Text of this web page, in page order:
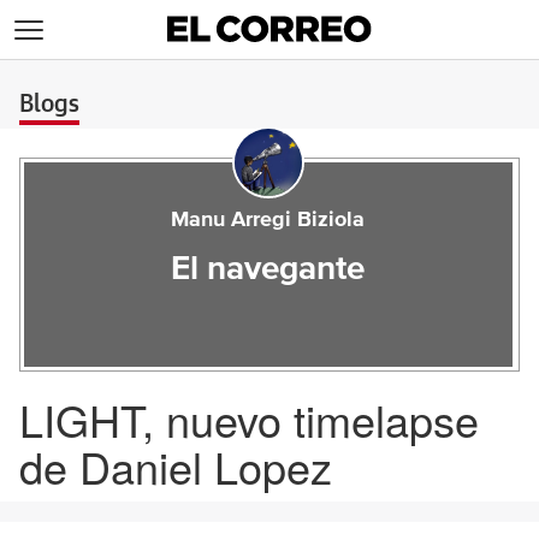
Blogs
Manu Arregi Biziola
El navegante
LIGHT, nuevo timelapse
de Daniel Lopez